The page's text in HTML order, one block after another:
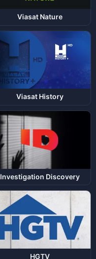
Viasat Nature
Viasat History
Investigation Discovery
HGTV